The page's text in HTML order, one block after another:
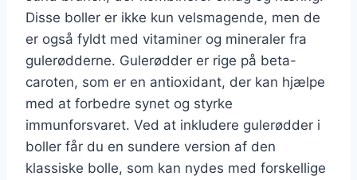
Disse boller er ikke kun velsmagende, men de
er også fyldt med vitaminer og mineraler fra
gulerødderne. Gulerødder er rige på beta-
caroten, som er en antioxidant, der kan hjælpe
med at forbedre synet og styrke
immunforsvaret. Ved at inkludere gulerødder i
boller får du en sundere version af den
klassiske bolle, som kan nydes med forskellige